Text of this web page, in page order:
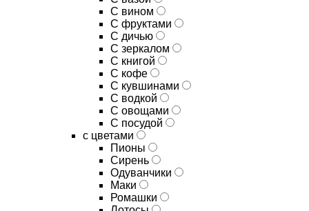
C вином
C фруктами
C дичью
C зеркалом
C книгой
C кофе
C кувшинами
C водкой
C овощами
C посудой
с цветами
Пионы
Сирень
Одуванчики
Маки
Ромашки